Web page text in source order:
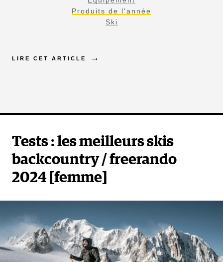
Produits de l'année
Ski
LIRE CET ARTICLE
Tests : les meilleurs skis
backcountry / freerando
2024 [femme]